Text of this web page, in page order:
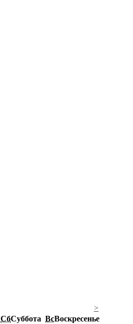
>
СбСуббота ВсВоскресенье